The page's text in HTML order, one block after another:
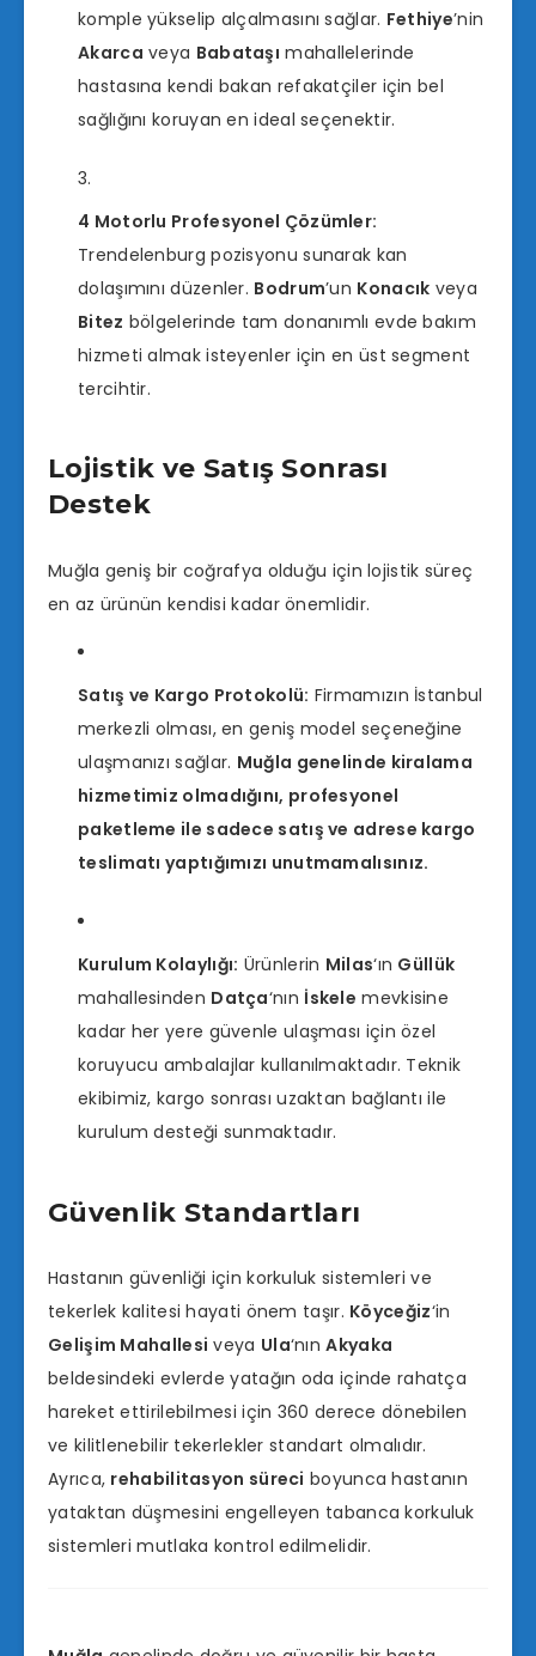
komple yükselip alçalmasını sağlar. Fethiye’nin
Akarca veya Babataşı mahallelerinde
hastasına kendi bakan refakatçiler için bel
sağlığını koruyan en ideal seçenektir.
4 Motorlu Profesyonel Çözümler:
Trendelenburg pozisyonu sunarak kan
dolaşımını düzenler. Bodrum’un Konacık veya
Bitez bölgelerinde tam donanımlı evde bakım
hizmeti almak isteyenler için en üst segment
tercihtir.
Lojistik ve Satış Sonrası
Destek
Muğla geniş bir coğrafya olduğu için lojistik süreç
en az ürünün kendisi kadar önemlidir.
Satış ve Kargo Protokolü: Firmamızın İstanbul
merkezli olması, en geniş model seçeneğine
ulaşmanızı sağlar. Muğla genelinde kiralama
hizmetimiz olmadığını, profesyonel
paketleme ile sadece satış ve adrese kargo
teslimatı yaptığımızı unutmamalısınız.
Kurulum Kolaylığı: Ürünlerin Milas‘ın Güllük
mahallesinden Datça‘nın İskele mevkisine
kadar her yere güvenle ulaşması için özel
koruyucu ambalajlar kullanılmaktadır. Teknik
ekibimiz, kargo sonrası uzaktan bağlantı ile
kurulum desteği sunmaktadır.
Güvenlik Standartları
Hastanın güvenliği için korkuluk sistemleri ve
tekerlek kalitesi hayati önem taşır. Köyceğiz‘in
Gelişim Mahallesi veya Ula‘nınAkyaka
beldesindeki evlerde yatağın oda içinde rahatça
hareket ettirilebilmesi için 360 derece dönebilen
ve kilitlenebilir tekerlekler standart olmalıdır.
Ayrıca, rehabilitasyon süreci boyunca hastanın
yataktan düşmesini engelleyen tabanca korkuluk
sistemleri mutlaka kontrol edilmelidir.